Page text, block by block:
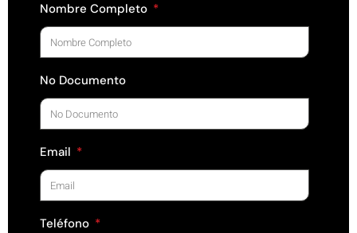
Nombre Completo
No Documento
Email
Teléfono